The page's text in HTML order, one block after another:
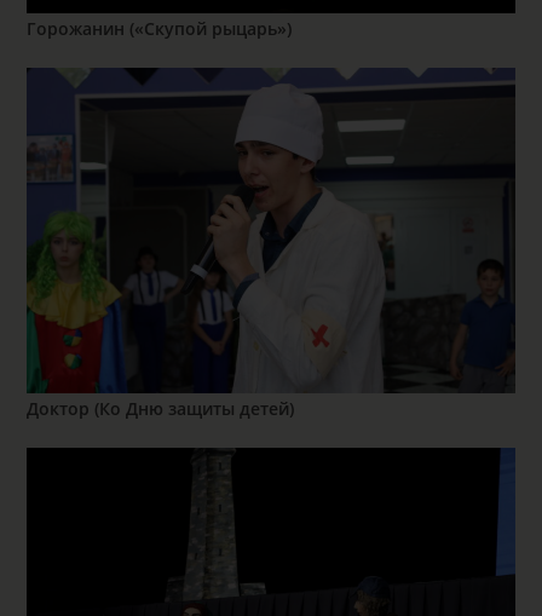
Горожанин («Скупой рыцарь»)
Доктор (Ко Дню защиты детей)